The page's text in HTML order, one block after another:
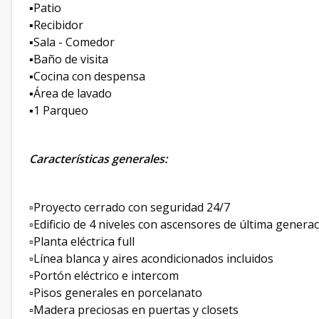
▪️Patio
▪️Recibidor
▪️Sala - Comedor
▪️Baño de visita
▪️Cocina con despensa
▪️Área de lavado
▪️1 Parqueo
Características generales:
▫️Proyecto cerrado con seguridad 24/7
▫️Edificio de 4 niveles con ascensores de última
▫️Planta eléctrica full
▫️Línea blanca y aires acondicionados incluidos
▫️Portón eléctrico e intercom
▫️Pisos generales en porcelanato
▫️Madera preciosas en puertas y closets